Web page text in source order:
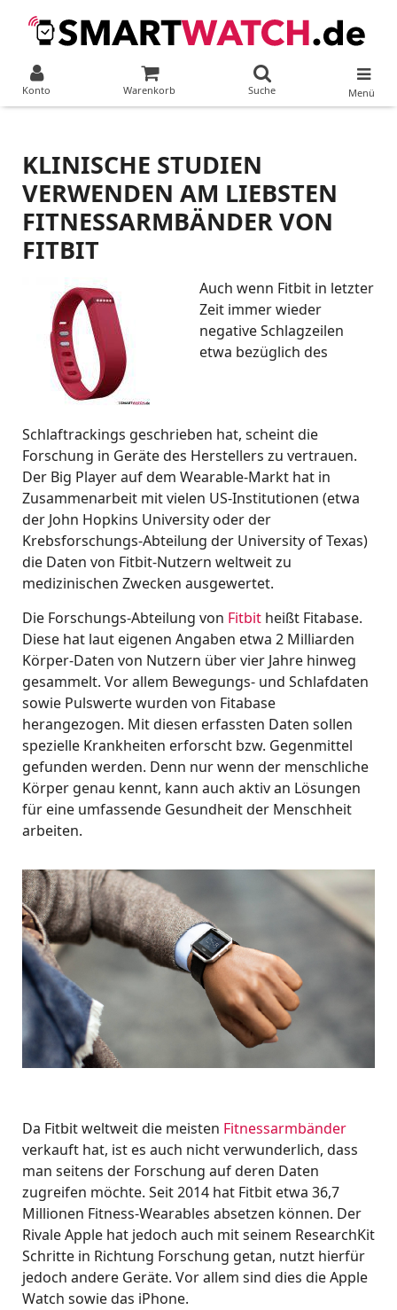
Konto Warenkorb Suche Menü
KLINISCHE STUDIEN
VERWENDEN AM LIEBSTEN
FITNESSARMBÄNDER VON
FITBIT
Auch wenn Fitbit in letzter
Zeit immer wieder
negative Schlagzeilen
etwa bezüglich des
Schlaftrackings geschrieben hat, scheint die
Forschung in Geräte des Herstellers zu vertrauen.
Der Big Player auf dem Wearable-Markt hat in
Zusammenarbeit mit vielen US-Institutionen (etwa
der John Hopkins University oder der
Krebsforschungs-Abteilung der University of Texas)
die Daten von Fitbit-Nutzern weltweit zu
medizinischen Zwecken ausgewertet.
Die Forschungs-Abteilung von Fitbit heißt Fitabase.
Diese hat laut eigenen Angaben etwa 2 Milliarden
Körper-Daten von Nutzern über vier Jahre hinweg
gesammelt. Vor allem Bewegungs- und Schlafdaten
sowie Pulswerte wurden von Fitabase
herangezogen. Mit diesen erfassten Daten sollen
spezielle Krankheiten erforscht bzw. Gegenmittel
gefunden werden. Denn nur wenn der menschliche
Körper genau kennt, kann auch aktiv an Lösungen
für eine umfassende Gesundheit der Menschheit
arbeiten.
Da Fitbit weltweit die meisten Fitnessarmbänder
verkauft hat, ist es auch nicht verwunderlich, dass
man seitens der Forschung auf deren Daten
zugreifen möchte. Seit 2014 hat Fitbit etwa 36,7
Millionen Fitness-Wearables absetzen können. Der
Rivale Apple hat jedoch auch mit seinem ResearchKit
Schritte in Richtung Forschung getan, nutzt hierfür
jedoch andere Geräte. Vor allem sind dies die Apple
Watch sowie das iPhone.